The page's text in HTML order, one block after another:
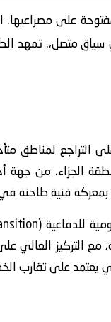
على
سياق متصل،. تمهد
التراجع لمناطق
الجزاء. من جهة
بمعركة فنية طاحنة
التركيز العالي
يعتمد على تقارب